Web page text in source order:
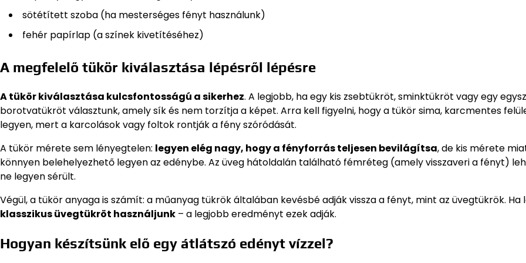
sötétített szoba (ha mesterséges fényt használunk)
fehér papírlap (a színek kivetítéséhez)
A megfelelő tükör kiválasztása lépésről lépésre
A tükör kiválasztása kulcsfontosságú a sikerhez. A legjobb, ha egy kis zsebtükröt, sminktükröt vagy egy
borotvatükröt választunk, amely sík és nem torzítja a képet. Arra kell figyelni, hogy a tükör sima, karcmentes
legyen, mert a karcolások vagy foltok rontják a fény szóródását.
A tükör mérete sem lényegtelen: legyen elég nagy, hogy a fényforrás teljesen bevilágítsa, de kis mérete
könnyen belehelyezhető legyen az edénybe. Az üveg hátoldalán található fémréteg (amely visszaveri a fényt)
ne legyen sérült.
Végül, a tükör anyaga is számít: a műanyag tükrök általában kevésbé adják vissza a fényt, mint az üvegtükrök. Ha
klasszikus üvegtükröt használjunk – a legjobb eredményt ezek adják.
Hogyan készítsünk elő egy átlátszó edényt vízzel?